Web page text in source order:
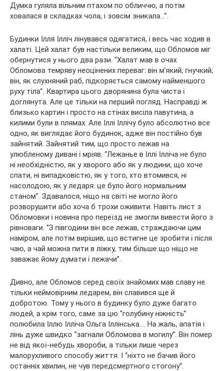
Думка гуляла вільним птахом по обличчю, а потім
ховалася в складках чола, і зовсім зникала…”.
Будинки Ілля Ілліч лінувався одягатися, і весь час ходив в
халаті. Цей халат був настільки великим, що Обломов міг
обернутися у нього два рази. “Халат мав в очах
Обломова темряву неоцінених переваг: він м’який, гнучкий;
він, як слухняний раб, підкоряється самому найменшого
руху тіла”. Квартира цього дворянина була чиста і
доглянута. Але це тільки на перший погляд. Насправді ж
близько картин і просто на стінах висіла павутина, а
килими були в плямах. Але Іллі Іллічу було абсолютно все
одно, як виглядає його будинок, адже він постійно був
зайнятий. Зайнятий тим, що просто лежав на
улюбленому дивані і мріяв. “Лежанье в Іллі Ілліча не було
ні необхідністю, як у хворого або як у людини, що хоче
спати, ні випадковістю, як у того, хто втомився, ні
насолодою, як у ледаря: це було його нормальним
станом”. Здавалося, ніщо на світі не могло його
розворушити або хоча б трохи оживити. Навіть лист з
Обломовки і новина про переїзд не змогли вивести його з
рівноваги. “З півгодини він все лежав, страждаючи цим
наміром, але потім вирішив, що встигне це зробити і після
чаю, а чай можна пити в ліжку, тим більше що ніщо не
заважає йому думати і лежачи”.
Дивно, але Обломов серед своїх знайомих мав славу не
тільки неймовірним ледарем, він славився ще й
добротою. Тому у нього в будинку було дуже багато
людей, а крім того, саме за цю “голубину ніжність”
полюбила Іллю Ілліча Ольга Іллінська…. На жаль, апатія і
лінь дуже швидко “загнали Обломова в могилу”. Він помер
не від якої-небудь хвороби, а тільки лише через
малорухливого способу життя. І “ніхто не бачив його
останніх хвилин, не чув передсмертного стогону”.